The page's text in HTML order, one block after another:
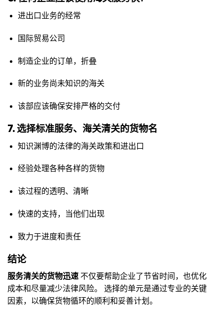
进出口业务的经常
国际贸易公司
制造企业的订单，折叠
新的业务尚未知识的海关
该部应该确保安排严格的交付
7. 选择标准服务、海关清关的货物名
知识渊博的法律的海关政策和进出口
经验处理各种各样的货物
该过程的透明、清晰
快速的支持，当他们出现
致力于进度和责任
结论
服务清关的货物迅速 不仅要帮助企业了节省时间，也优化
成本和尽量减少法律风险。 选择的单元是通过专业的关键
因素，以确保货物循环的顺利和妥善计划。